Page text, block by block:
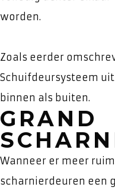
worden.
Zoals eerder
Schuifdeursysteem
binnen als buiten.
GRAND
Wanneer er meer
scharnierdeuren een